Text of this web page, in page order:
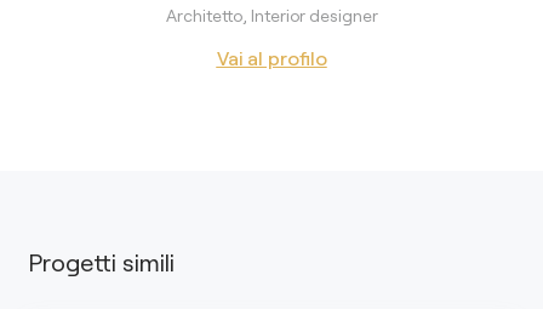
Architetto, Interior designer
Vai al profilo
Progetti simili